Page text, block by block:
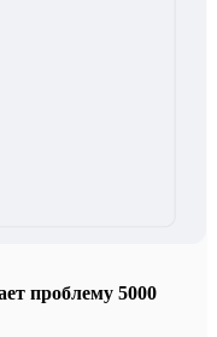
проблему 5000